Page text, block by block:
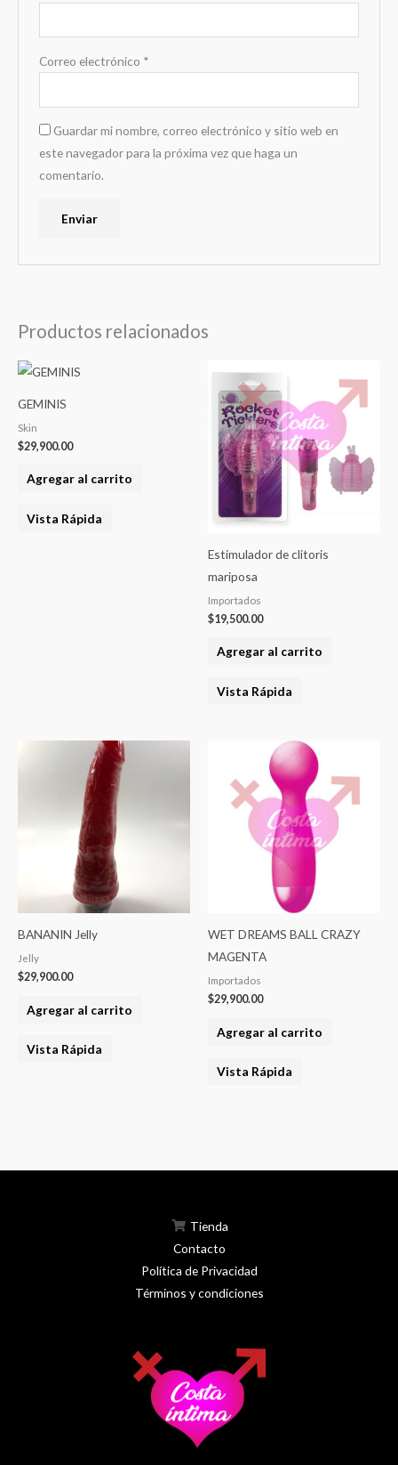
Correo electrónico *
Guardar mi nombre, correo electrónico y sitio web en
este navegador para la próxima vez que haga un
comentario.
Productos relacionados
GEMINIS
Skin
$29,900.00
Agregar al carrito
Vista Rápida
Estimulador de clitoris
mariposa
Importados
$19,500.00
Agregar al carrito
Vista Rápida
BANANIN Jelly
Jelly
$29,900.00
Agregar al carrito
Vista Rápida
WET DREAMS BALL CRAZY
MAGENTA
Importados
$29,900.00
Agregar al carrito
Vista Rápida
Tienda
Contacto
Política de Privacidad
Términos y condiciones